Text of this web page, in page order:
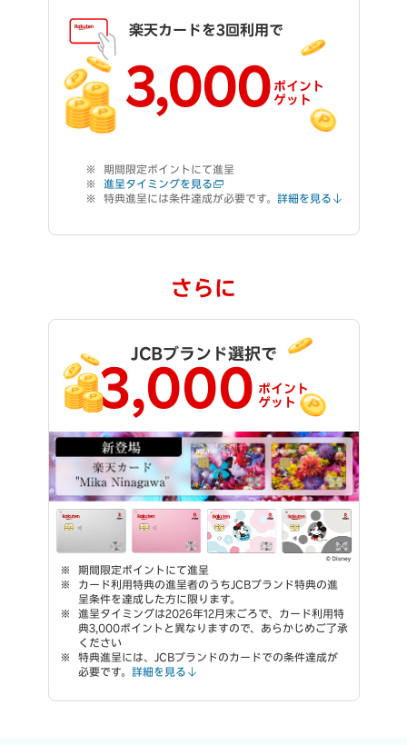
楽天カードを3回利用で
3,000 ポイント
ゲット
期間限定ポイントにて進呈
進呈タイミングを見る
特典進呈には条件達成が必要です。 詳細を見る
さらに
JCBブランド選択で
3,000 ポイント
ゲット
期間限定ポイントにて進呈
カード利用特典の進呈者のうちJCBブランド特典の進
呈条件を達成した方に限ります。
進呈タイミングは2026年12月末ごろで、カード利用特
典3,000ポイントと異なりますので、あらかじめご了承
ください
特典進呈には、JCBブランドのカードでの条件達成が
必要です。 詳細を見る